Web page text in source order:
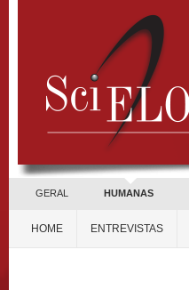
GERAL HUMANAS
HOME ENTREVISTAS